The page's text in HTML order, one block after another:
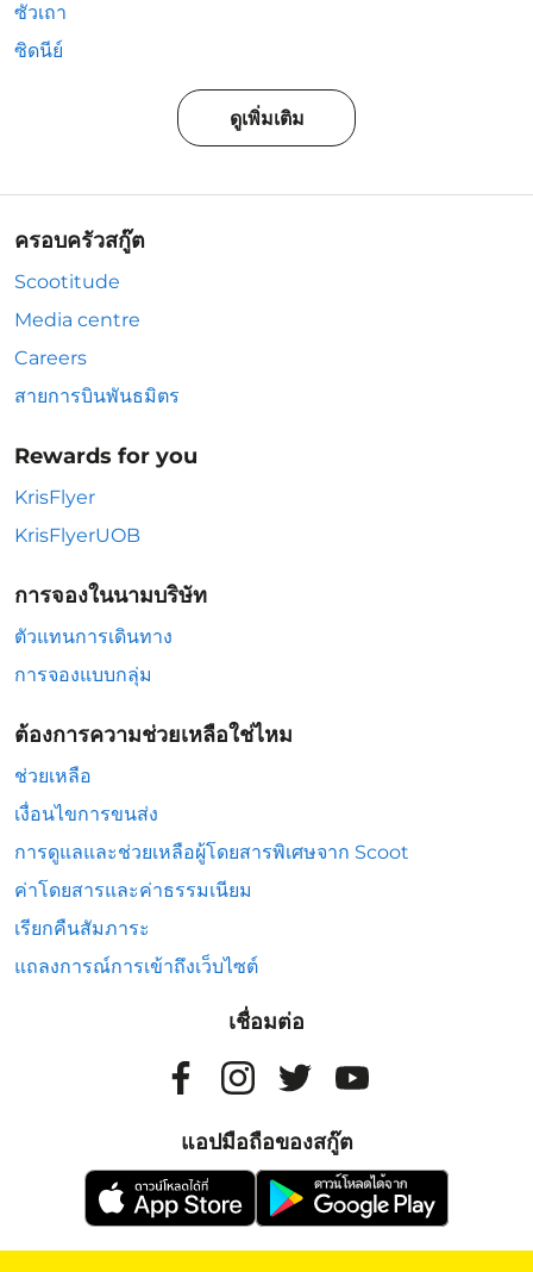
ซัวเถา
ซิดนีย์
ดูเพิ่มเติม
ครอบครัวสกู๊ต
Scootitude
Media centre
Careers
สายการบินพันธมิตร
Rewards for you
KrisFlyer
KrisFlyerUOB
การจองในนามบริษัท
ตัวแทนการเดินทาง
การจองแบบกลุ่ม
ต้องการความช่วยเหลือใช่ไหม
ช่วยเหลือ
เงื่อนไขการขนส่ง
การดูแลและช่วยเหลือผู้โดยสารพิเศษจาก Scoot
ค่าโดยสารและค่าธรรมเนียม
เรียกคืนสัมภาระ
แถลงการณ์การเข้าถึงเว็บไซต์
เชื่อมต่อ
แอปมือถือของสกู๊ต